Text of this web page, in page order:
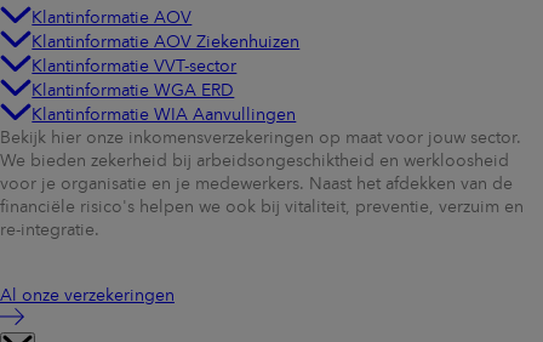
Klantinformatie AOV
Klantinformatie AOV Ziekenhuizen
Klantinformatie VVT-sector
Klantinformatie WGA ERD
Klantinformatie WIA Aanvullingen
Bekijk hier onze inkomensverzekeringen op maat voor jouw sector.
We bieden zekerheid bij arbeidsongeschiktheid en werkloosheid
voor je organisatie en je medewerkers. Naast het afdekken van de
financiële risico's helpen we ook bij vitaliteit, preventie, verzuim en
re-integratie.
Al onze verzekeringen